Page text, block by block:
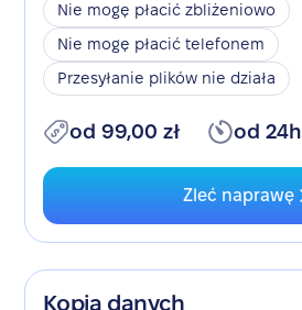
Nie mogę płacić zbliżeniowo
Nie mogę płacić telefonem
Przesyłanie plików nie działa
od 99,00 zł od 24h
Zleć naprawę
Kopia danych